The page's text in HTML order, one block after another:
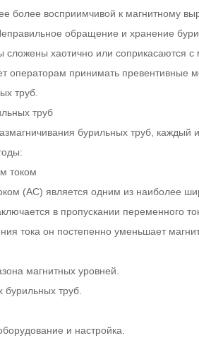
более восприимчивой к магнитному
обращение и хранение
хаотично или соприкасаются с
операторам принимать превентивные
труб.
труб
бурильных труб,
током
(АС) является одним из наиболее
в пропускании переменного
тока он постепенно уменьшает
магнитных уровней.
труб.
и настройка.